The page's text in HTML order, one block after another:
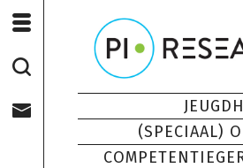
(SPECIAAL)